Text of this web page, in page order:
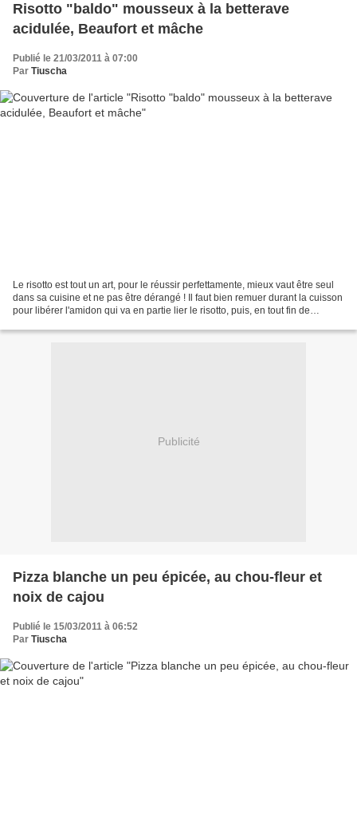
Risotto "baldo" mousseux à la betterave
acidulée, Beaufort et mâche
Publié le 21/03/2011 à 07:00
Par Tiuscha
Le risotto est tout un art, pour le réussir perfettamente, mieux vaut être seul
dans sa cuisine et ne pas être dérangé ! Il faut bien remuer durant la cuisson
pour libérer l'amidon qui va en partie lier le risotto, puis, en tout fin de
Publicité
Pizza blanche un peu épicée, au chou-fleur et
noix de cajou
Publié le 15/03/2011 à 06:52
Par Tiuscha